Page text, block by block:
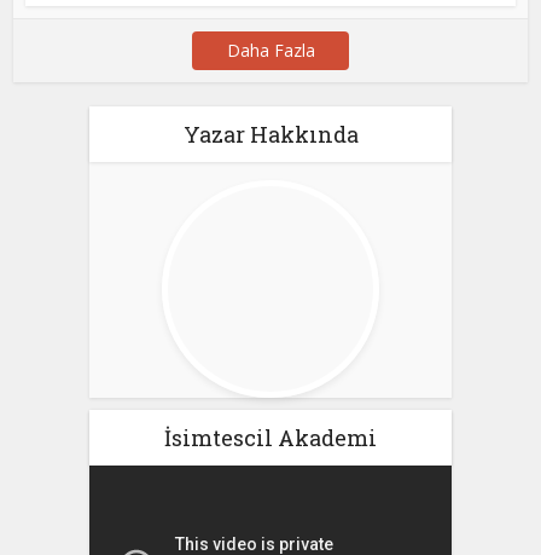
Daha Fazla
Yazar Hakkında
İsimtescil Akademi